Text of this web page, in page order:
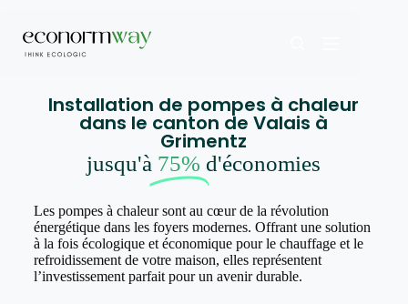
Installation de pompes à chaleur
dans le canton de Valais à
Grimentz
jusqu'à 75% d'économies
Les pompes à chaleur sont au cœur de la révolution
énergétique dans les foyers modernes. Offrant une solution
à la fois écologique et économique pour le chauffage et le
refroidissement de votre maison, elles représentent
l’investissement parfait pour un avenir durable.